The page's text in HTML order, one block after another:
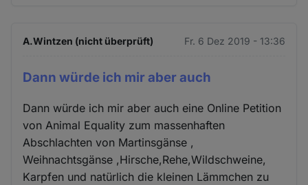
A.Wintzen (nicht überprüft) Fr. 6 Dez 2019 - 13:36
Dann würde ich mir aber auch
Dann würde ich mir aber auch eine Online Petition
von Animal Equality zum massenhaften
Abschlachten von Martinsgänse ,
Weihnachtsgänse ,Hirsche,Rehe,Wildschweine,
Karpfen und natürlich die kleinen Lämmchen zu